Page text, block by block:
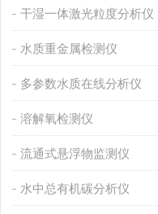
干湿一体激光粒度分析仪
水质重金属检测仪
多参数水质在线分析仪
溶解氧检测仪
流通式悬浮物监测仪
水中总有机碳分析仪